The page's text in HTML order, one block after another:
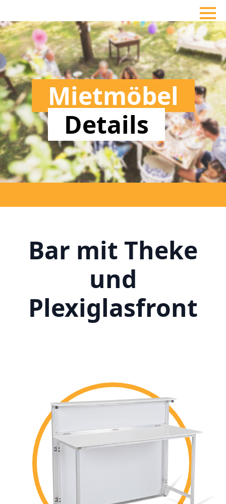
Mietmöbel
Details
Bar mit Theke
und
Plexiglasfront